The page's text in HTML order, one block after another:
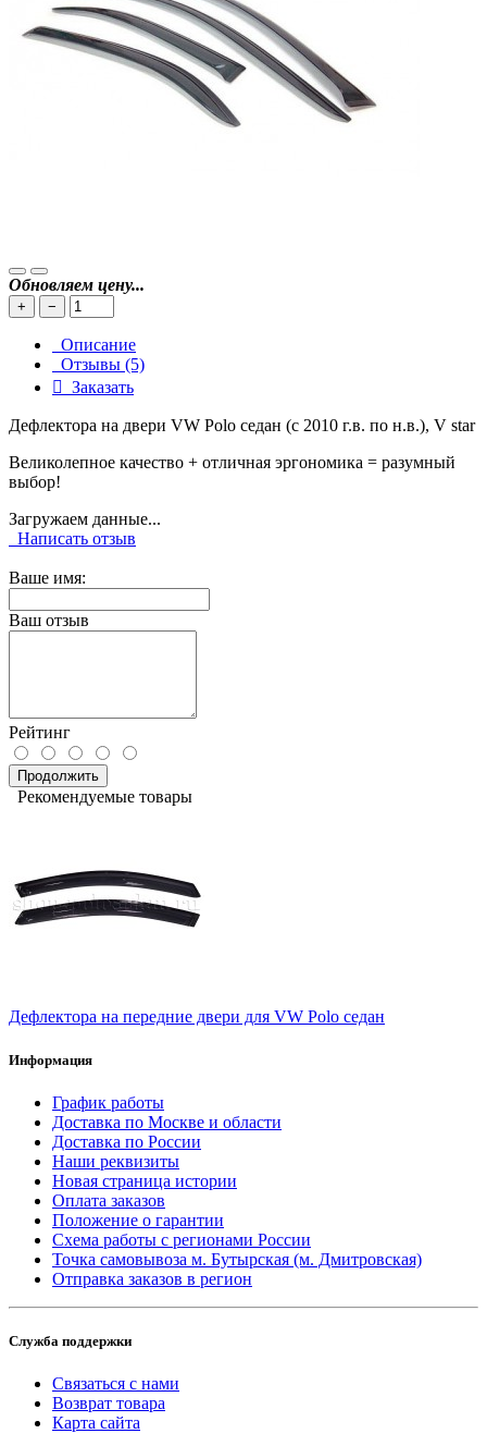
Обновляем цену...
+ −
Описание
Отзывы (5)
Заказать
Дефлектора на двери VW Polo седан (c 2010 г.в. по н.в.), V star
Великолепное качество + отличная эргономика = разумный
выбор!
Загружаем данные...
Написать отзыв
Ваше имя:
Ваш отзыв
Рейтинг
Продолжить
Рекомендуемые товары
Дефлектора на передние двери для VW Polo седан
Информация
График работы
Доставка по Москве и области
Доставка по России
Наши реквизиты
Новая страница истории
Оплата заказов
Положение о гарантии
Схема работы с регионами России
Точка самовывоза м. Бутырская (м. Дмитровская)
Отправка заказов в регион
Служба поддержки
Связаться с нами
Возврат товара
Карта сайта